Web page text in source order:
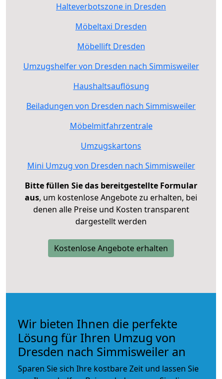
Halteverbotszone in Dresden
Möbeltaxi Dresden
Möbellift Dresden
Umzugshelfer von Dresden nach Simmisweiler
Haushaltsauflösung
Beiladungen von Dresden nach Simmisweiler
Möbelmitfahrzentrale
Umzugskartons
Mini Umzug von Dresden nach Simmisweiler
Bitte füllen Sie das bereitgestellte Formular
aus, um kostenlose Angebote zu erhalten, bei
denen alle Preise und Kosten transparent
dargestellt werden
Kostenlose Angebote erhalten
Wir bieten Ihnen die perfekte
Lösung für Ihren Umzug von
Dresden nach Simmisweiler an
Sparen Sie sich Ihre kostbare Zeit und lassen Sie